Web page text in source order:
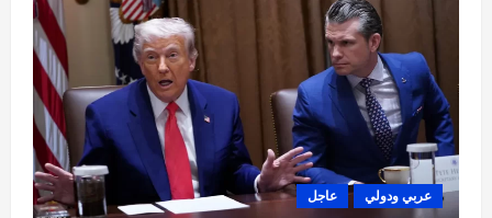
عربي ودولي عاجل